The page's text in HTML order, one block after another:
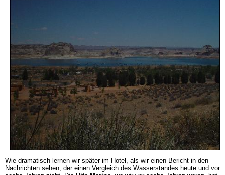
Wie dramatisch lernen wir später im Hotel, als wir einen Bericht in den
Nachrichten sehen, der einen Vergleich des Wasserstandes heute und vor